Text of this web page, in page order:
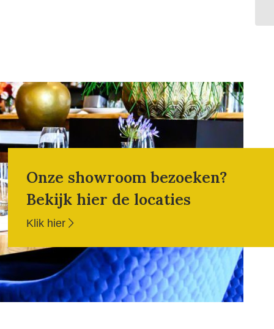
Onze showroom bezoeken?
Bekijk hier de locaties
Klik hier